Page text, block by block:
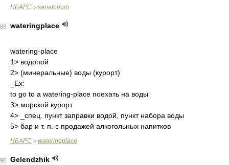
НБАРС > sanatorium
89 wateringplace
watering-place
1> водопой
2> (минеральные) воды (курорт)
_Ex:
to go to a watering-place поехать на воды
3> морской курорт
4> _спец. пункт заправки водой, пункт набора воды
5> бар и т. п. с продажей алкогольных напитков
НБАРС > wateringplace
90
Gelendzhik